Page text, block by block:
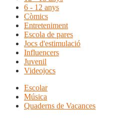
6 - 12 anys
Còmics
Entreteniment
Escola de pares
Jocs d'estimulació
Influencers
Juvenil
Videojocs
Escolar
Música
Quaderns de Vacances